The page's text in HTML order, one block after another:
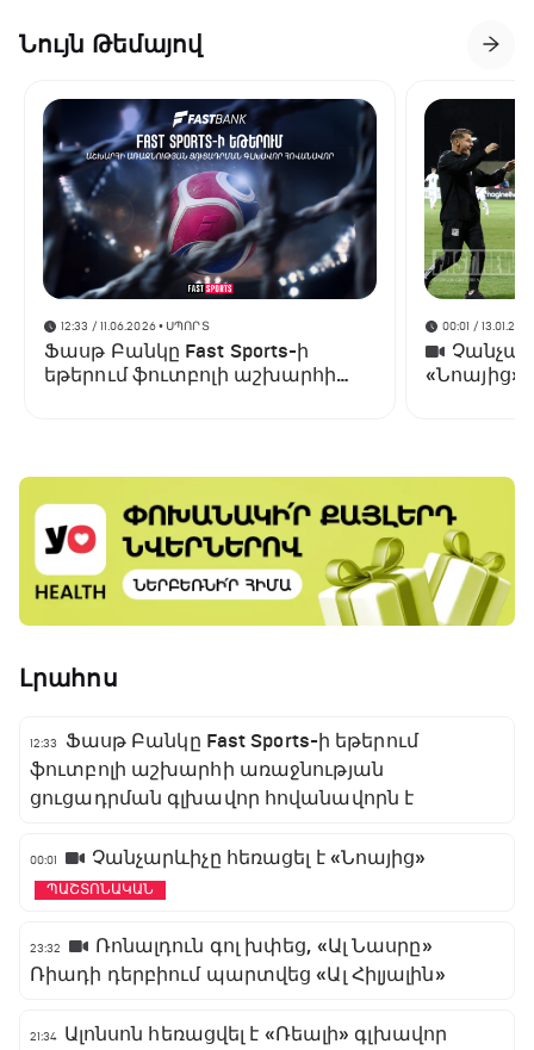
Նույն Թեմայով
12:33 / 11.06.2026• ՍՊՈՐՏ
Ֆասթ Բանկը Fast Sports-ի
եթերում ֆուտբոլի աշխարհի
00:01 /
«Նոայից»
Լրահոս
12:33
Ֆասթ Բանկը Fast Sports-ի եթերում
ֆուտբոլի աշխարհի առաջնության
ցուցադրման գլխավոր հովանավորն է
00:01 Չանչարևիչը հեռացել է «Նոայից»
ՊԱՇՏՈՆԱԿԱՆ
23:32
Ռոնալդուն գոլ խփեց, «Ալ Նասրը»
Ռիադի դերբիում պարտվեց «Ալ Հիլյալին»
21:34 Ալոնսոն հեռացվել է «Ռեալի» գլխավոր